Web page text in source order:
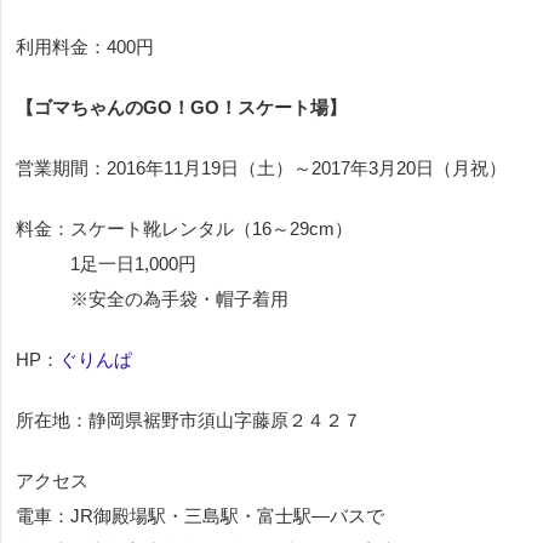
利用料金：400円
【ゴマちゃんのGO！GO！スケート場】
営業期間：2016年11月19日（土）～2017年3月20日（月祝）
料金：スケート靴レンタル（16～29cm）
1足一日1,000円
※安全の為手袋・帽子着用
HP： ぐりんぱ
所在地：静岡県裾野市須山字藤原２４２７
アクセス
電車：JR御殿場駅・三島駅・富士駅―バスで